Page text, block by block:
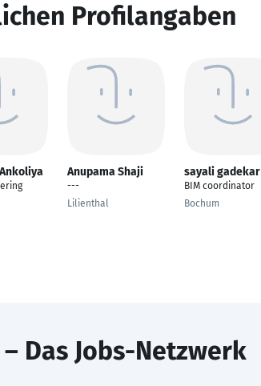
Profilangaben
Anupama Shaji
---
Lilienthal
sayali gadekar
BIM coordinator
Bochum
– Das Jobs-Netzwerk